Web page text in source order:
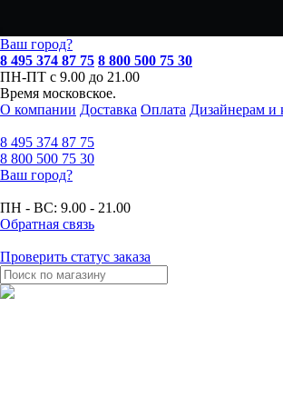
Ваш город?
8 495 374 87 75 8 800 500 75 30
ПН-ПТ с 9.00 до 21.00
Время московское.
О компании Доставка Оплата Дизайнерам и
8 495 374 87 75
8 800 500 75 30
Ваш город?
ПН - ВС: 9.00 - 21.00
Обратная связь
Проверить статус заказа